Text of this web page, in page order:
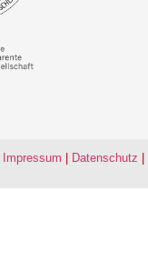
Impressum | Datenschutz |